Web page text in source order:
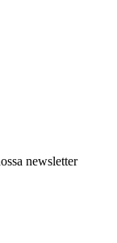
newsletter